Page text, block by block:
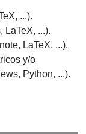
...).
LaTeX, ...).
LaTeX, ...).
y/o
Python, ...).